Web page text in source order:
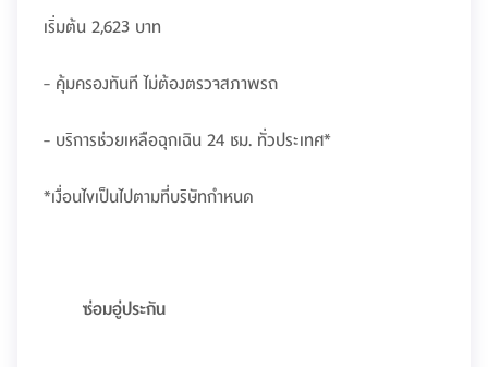
เริ่มต้น 2,623 บาท
- คุ้มครองทันที ไม่ต้องตรวจสภาพรถ
- บริการช่วยเหลือฉุกเฉิน 24 ชม. ทั่วประเทศ*
*เงื่อนไขเป็นไปตามที่บริษัทกำหนด
ซ่อมอู่ประกัน